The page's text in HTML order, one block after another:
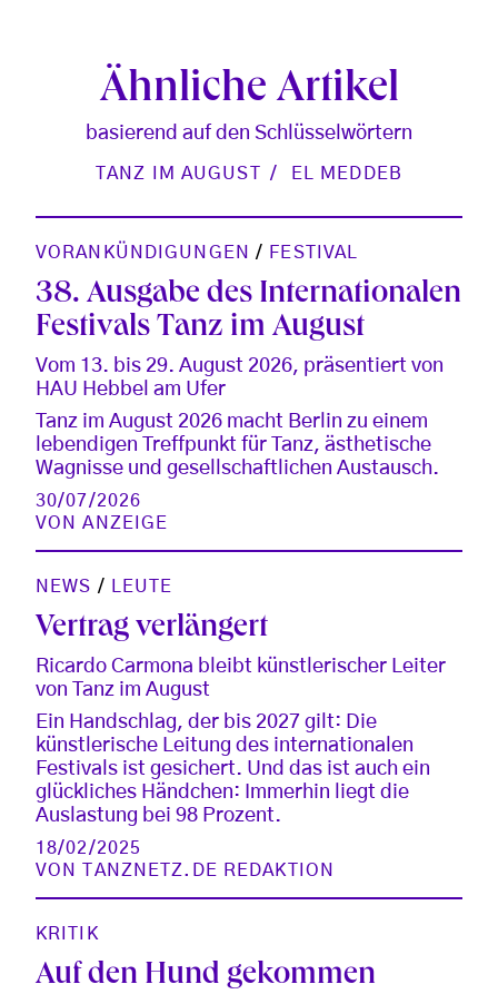
Ähnliche Artikel
basierend auf den Schlüsselwörtern
TANZ IM AUGUST EL MEDDEB
VORANKÜNDIGUNGEN / FESTIVAL
38. Ausgabe des Internationalen
Festivals Tanz im August
Vom 13. bis 29. August 2026, präsentiert von
HAU Hebbel am Ufer
Tanz im August 2026 macht Berlin zu einem
lebendigen Treffpunkt für Tanz, ästhetische
Wagnisse und gesellschaftlichen Austausch.
30/07/2026
VONANZEIGE
NEWS / LEUTE
Vertrag verlängert
Ricardo Carmona bleibt künstlerischer Leiter
von Tanz im August
Ein Handschlag, der bis 2027 gilt: Die
künstlerische Leitung des internationalen
Festivals ist gesichert. Und das ist auch ein
glückliches Händchen: Immerhin liegt die
Auslastung bei 98 Prozent.
18/02/2025
VON
TANZNETZ.DE REDAKTION
KRITIK
Auf den Hund gekommen